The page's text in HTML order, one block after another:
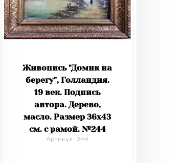
Живопись "Домик на
берегу", Голландия.
19 век. Подпись
автора. Дерево,
масло. Размер 36х43
см. с рамой. №244
Артикул: 244